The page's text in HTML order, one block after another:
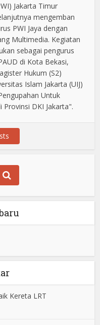
Jakarta Timur
mengemban
PWI Jaya dengan
Multimedia. Kegiatan
sebagai pengurus
di Kota Bekasi,
Hukum (S2)
Islam Jakarta (UIJ)
Untuk
DKI Jakarta".
Kereta LRT